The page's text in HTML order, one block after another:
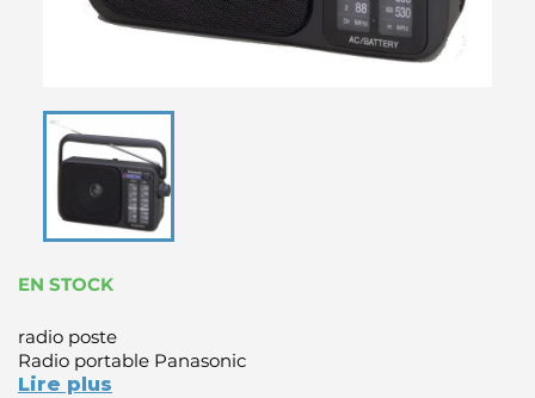
EN STOCK
radio poste
Radio portable Panasonic
Lire plus